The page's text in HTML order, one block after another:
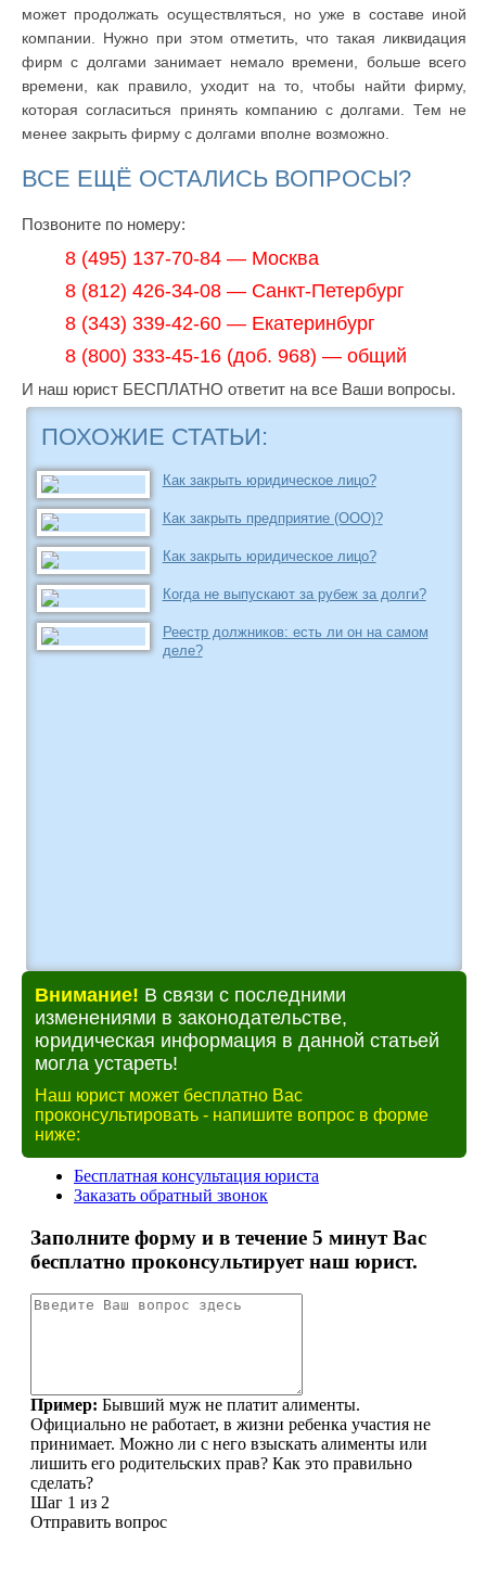
может продолжать осуществляться, но уже в составе иной
компании. Нужно при этом отметить, что такая ликвидация
фирм с долгами занимает немало времени, больше всего
времени, как правило, уходит на то, чтобы найти фирму,
которая согласиться принять компанию с долгами. Тем не
менее закрыть фирму с долгами вполне возможно.
ВСЕ ЕЩЁ ОСТАЛИСЬ ВОПРОСЫ?
Позвоните по номеру:
8 (495) 137-70-84 — Москва
8 (812) 426-34-08 — Санкт-Петербург
8 (343) 339-42-60 — Екатеринбург
8 (800) 333-45-16 (доб. 968) — общий
И наш юрист БЕСПЛАТНО ответит на все Ваши вопросы.
ПОХОЖИЕ СТАТЬИ:
Как закрыть юридическое лицо?
Как закрыть предприятие (ООО)?
Как закрыть юридическое лицо?
Когда не выпускают за рубеж за долги?
Реестр должников: есть ли он на самом
деле?
Внимание! В связи с последними
изменениями в законодательстве,
юридическая информация в данной статьей
могла устареть!
Наш юрист может бесплатно Вас
проконсультировать - напишите вопрос в форме
ниже: